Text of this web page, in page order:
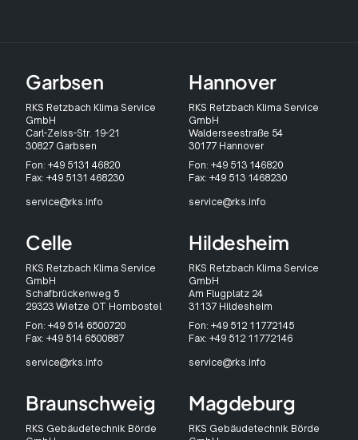
Garbsen
RKS Retzbach Klima Service
GmbH
Carl-Zeiss-Str. 19-21
30827 Garbsen
Fon: +49 5131 46820
Fax: +49 5131 468230
service@rks.info
Hannover
RKS Retzbach Klima Service
GmbH
Walderseestraße 54
30177 Hannover
Fon: +49 513 146820
Fax: +49 513 1468230
service@rks.info
Celle
RKS Retzbach Klima Service
GmbH
Schafbrückenweg 5
29323 Wietze OT Hornbostel
Fon: +49 514 6500720
Fax: +49 514 6500887
service@rks.info
Hildesheim
RKS Retzbach Klima Service
GmbH
Am Flugplatz 24
31137 Hildesheim
Fon: +49 512 11772145
Fax: +49 512 11772146
service@rks.info
Braunschweig
RKS Gebäudetechnik Börde
Magdeburg
RKS Gebäudetechnik Börde